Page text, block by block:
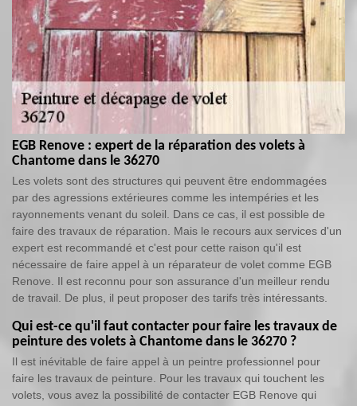
EGB Renove : expert de la réparation des volets à
Chantome dans le 36270
Les volets sont des structures qui peuvent être endommagées
par des agressions extérieures comme les intempéries et les
rayonnements venant du soleil. Dans ce cas, il est possible de
faire des travaux de réparation. Mais le recours aux services d'un
expert est recommandé et c'est pour cette raison qu'il est
nécessaire de faire appel à un réparateur de volet comme EGB
Renove. Il est reconnu pour son assurance d'un meilleur rendu
de travail. De plus, il peut proposer des tarifs très intéressants.
Qui est-ce qu'il faut contacter pour faire les travaux de
peinture des volets à Chantome dans le 36270 ?
Il est inévitable de faire appel à un peintre professionnel pour
faire les travaux de peinture. Pour les travaux qui touchent les
volets, vous avez la possibilité de contacter EGB Renove qui